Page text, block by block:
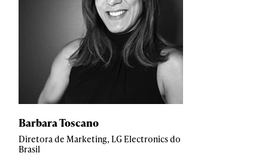
Barbara Toscano
Diretora de Marketing, LG Electronics do
Brasil